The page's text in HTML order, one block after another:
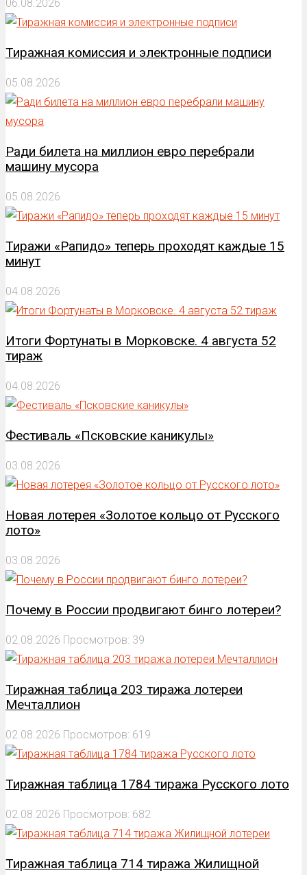
06.08.2026
Тиражная комиссия и электронные подписи
05.08.2026
Ради билета на миллион евро перебрали
машину мусора
05.08.2026
Тиражи «Рапидо» теперь проходят каждые 15
минут
04.08.2026
Итоги Фортунаты в Морковске. 4 августа 52
тираж
04.08.2026
Фестиваль «Псковские каникулы»
03.08.2026
Новая лотерея «Золотое кольцо от Русского
лото»
03.08.2026
Почему в России продвигают бинго лотереи?
02.08.2026 Просмотров: 39
Тиражная таблица 203 тиража лотереи
Мечталлион
02.08.2026 Просмотров: 619
Тиражная таблица 1784 тиража Русского лото
02.08.2026 Просмотров: 682
Тиражная таблица 714 тиража Жилищной